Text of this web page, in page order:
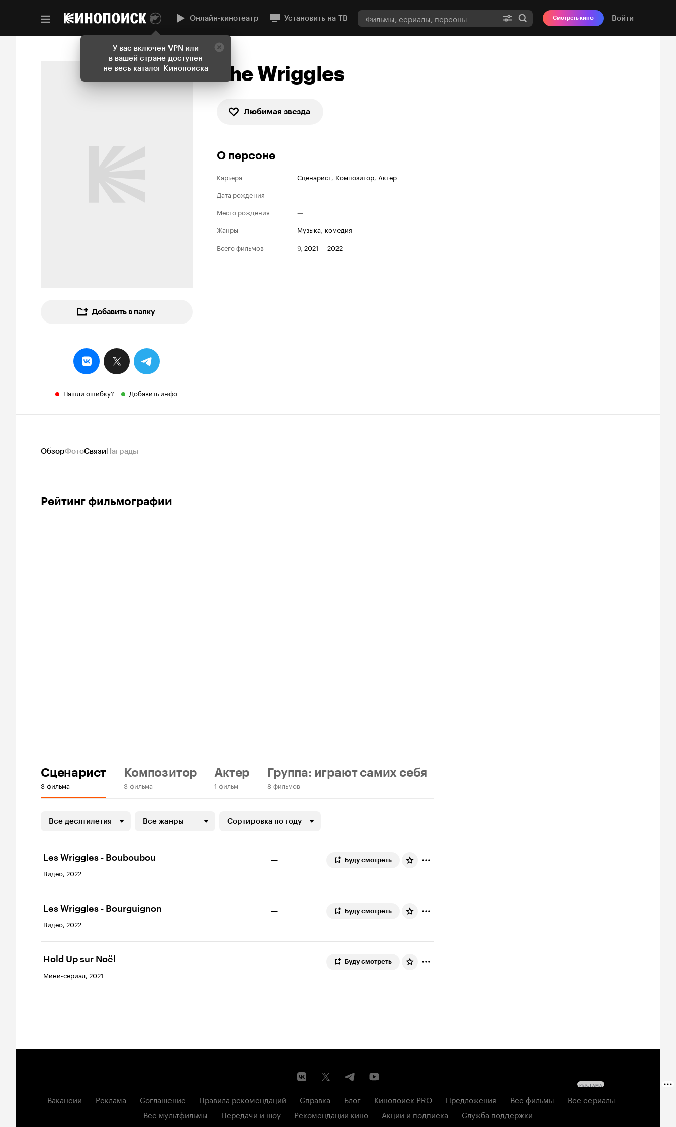
У вас включен VPN или
в вашей стране доступен
не весь каталог Кинопоиска
Онлайн-кинотеатр Установить на ТВ Смотреть кино Войти
Добавить в папку
Нашли ошибку? Добавить инфо
The Wriggles
Любимая звезда
О персоне
Карьера Сценарист, Композитор, Актер
Дата рождения
—
Место рождения
—
Жанры
музыка, комедия
Всего фильмов
9, 2021 — 2022
ОбзорФотоСвязиНаграды
Рейтинг фильмографии
Сценарист
3 фильма
Композитор
3 фильма
Актер
1 фильм
Группа: играют самих себя
8 фильмов
Все десятилетия Все жанры Сортировка по году
Les Wriggles - Bouboubou
Видео, 2022
— Буду смотреть
Les Wriggles - Bourguignon
Видео, 2022
— Буду смотреть
Hold Up sur Noël
Мини-сериал, 2021
— Буду смотреть
Вакансии Реклама Соглашение Правила рекомендаций Справка Блог Кинопоиск PRO Предложения Все фильмы
Все сериалы
Все мультфильмы
Передачи и шоу Рекомендации кино Акции и подписка Служба поддержки
РЕКЛАМА